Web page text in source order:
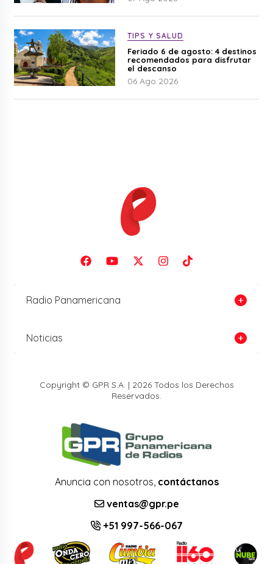
TIPS Y SALUD
Feriado 6 de agosto: 4 destinos
recomendados para disfrutar
el descanso
06 Ago 2026
Radio Panamericana
Noticias
Copyright © GPR S.A. | 2026 Todos los Derechos
Reservados.
Anuncia con nosotros, contáctanos
ventas@gpr.pe
+51 997-566-067